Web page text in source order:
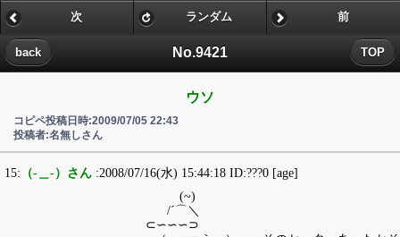
No.9421
back TOP
次 ランダム 前
ウソ
コピペ投稿日時:2009/07/05 22:43
投稿者:名無しさん
15: （-＿-）さん :2008/07/16(水) 15:44:18 ID:???0 [age]
(~)
/´⌒＼
⊂∽∽∽⊃